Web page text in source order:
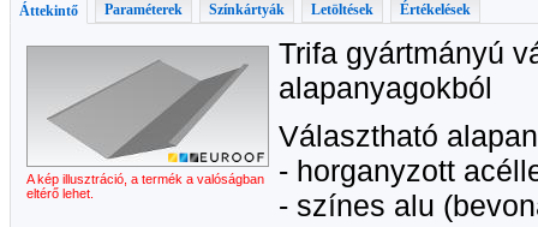
Áttekintő Paraméterek Színkártyák Letöltések Értékelések
A kép illusztráció, a termék a valóságban
eltérő lehet.
Trifa gyártmányú
alapanyagokból
Választható
- horganyzott
- színes alu